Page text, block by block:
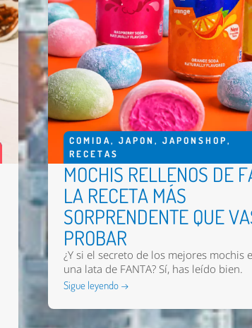
COMIDA, JAPON , JAPONSHOP,
RECETAS
MOCHIS RELLENOS DE
LA RECETA MÁS
SORPRENDENTE QUE
PROBAR
¿Y si el secreto de los mejores mochis
una lata de FANTA? Sí, has leído bien.
Sigue leyendo →